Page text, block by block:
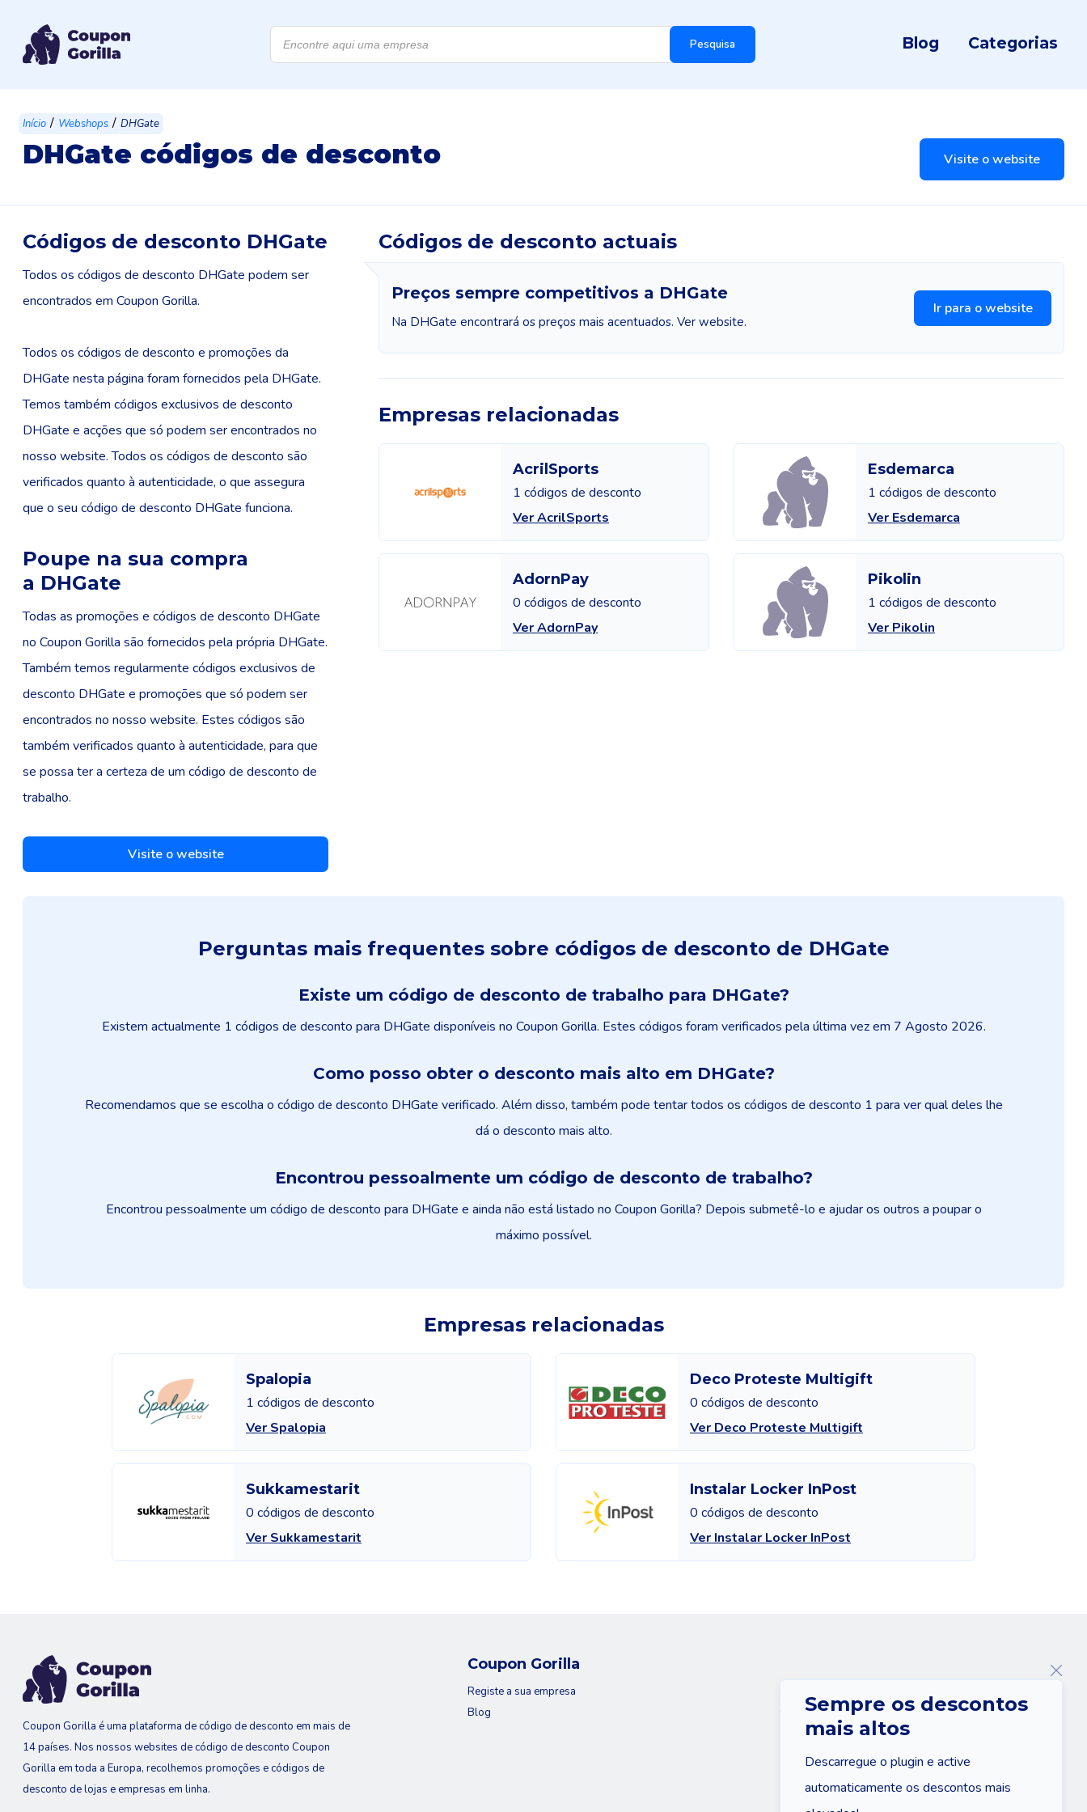
Products
search Pesquisa Blog Categorias
Início / Webshops / DHGate
DHGate códigos de desconto Visite o website
Códigos de desconto DHGate
Todos os códigos de desconto DHGate podem ser
encontrados em Coupon Gorilla.
Todos os códigos de desconto e promoções da
DHGate nesta página foram fornecidos pela DHGate.
Temos também códigos exclusivos de desconto
DHGate e acções que só podem ser encontrados no
nosso website. Todos os códigos de desconto são
verificados quanto à autenticidade, o que assegura
que o seu código de desconto DHGate funciona.
Poupe na sua compra
a DHGate
Todas as promoções e códigos de desconto DHGate
no Coupon Gorilla são fornecidos pela própria DHGate.
Também temos regularmente códigos exclusivos de
desconto DHGate e promoções que só podem ser
encontrados no nosso website. Estes códigos são
também verificados quanto à autenticidade, para que
se possa ter a certeza de um código de desconto de
trabalho.
Visite o website
Códigos de desconto actuais
Preços sempre competitivos a DHGate
Na DHGate encontrará os preços mais acentuados. Ver website.
Ir para o website
Empresas relacionadas
AcrilSports
1 códigos de desconto
Ver AcrilSports
Esdemarca
1 códigos de desconto
Ver Esdemarca
AdornPay
0 códigos de desconto
Ver AdornPay
Pikolin
1 códigos de desconto
Ver Pikolin
Perguntas mais frequentes sobre códigos de desconto de DHGate
Existe um código de desconto de trabalho para DHGate?
Existem actualmente 1 códigos de desconto para DHGate disponíveis no Coupon Gorilla. Estes códigos foram verificados pela última vez em 7 Agosto 2026.
Como posso obter o desconto mais alto em DHGate?
Recomendamos que se escolha o código de desconto DHGate verificado. Além disso, também pode tentar todos os códigos de desconto 1 para ver qual deles lhe
dá o desconto mais alto.
Encontrou pessoalmente um código de desconto de trabalho?
Encontrou pessoalmente um código de desconto para DHGate e ainda não está listado no Coupon Gorilla? Depois submetê-lo e ajudar os outros a poupar o
máximo possível.
Empresas relacionadas
Spalopia
1 códigos de desconto
Ver Spalopia
Deco Proteste Multigift
0 códigos de desconto
Ver Deco Proteste Multigift
Sukkamestarit
0 códigos de desconto
Ver Sukkamestarit
Instalar Locker InPost
0 códigos de desconto
Ver Instalar Locker InPost
Sempre os descontos
mais altos
Descarregue o plugin e active
automaticamente os descontos mais
Coupon Gorilla é uma plataforma de código de desconto em mais de
14 países. Nos nossos websites de código de desconto Coupon
Gorilla em toda a Europa, recolhemos promoções e códigos de
desconto de lojas e empresas em linha.
Coupon Gorilla
Registe a sua empresa
Blog
Contacto